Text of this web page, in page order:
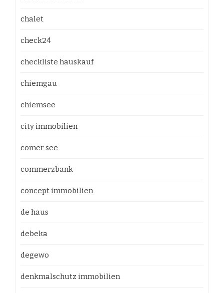
chalet
check24
checkliste hauskauf
chiemgau
chiemsee
city immobilien
comer see
commerzbank
concept immobilien
de haus
debeka
degewo
denkmalschutz immobilien